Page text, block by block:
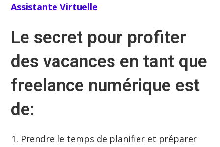
Assistante Virtuelle
Le secret pour profiter
des vacances en tant que
freelance numérique est
de:
Prendre le temps de planifier et préparer